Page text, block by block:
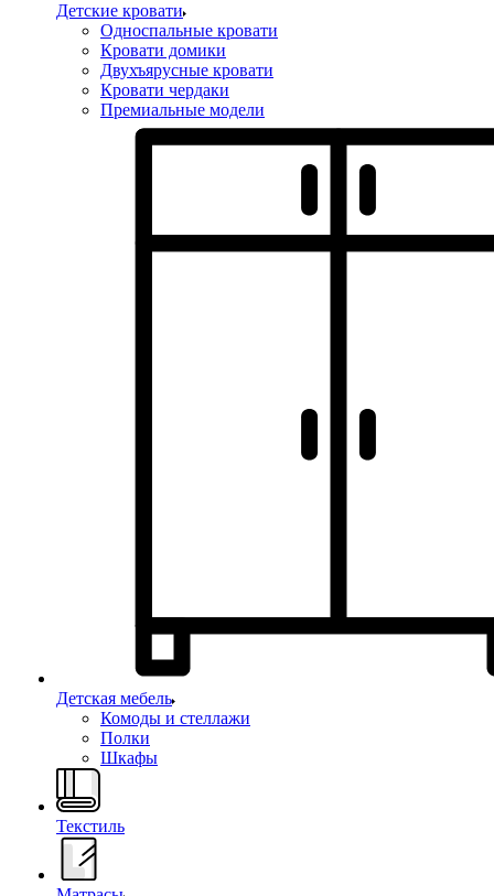
Детские кровати
Односпальные кровати
Кровати домики
Двухъярусные кровати
Кровати чердаки
Премиальные модели
Детская мебель
Комоды и стеллажи
Полки
Шкафы
Текстиль